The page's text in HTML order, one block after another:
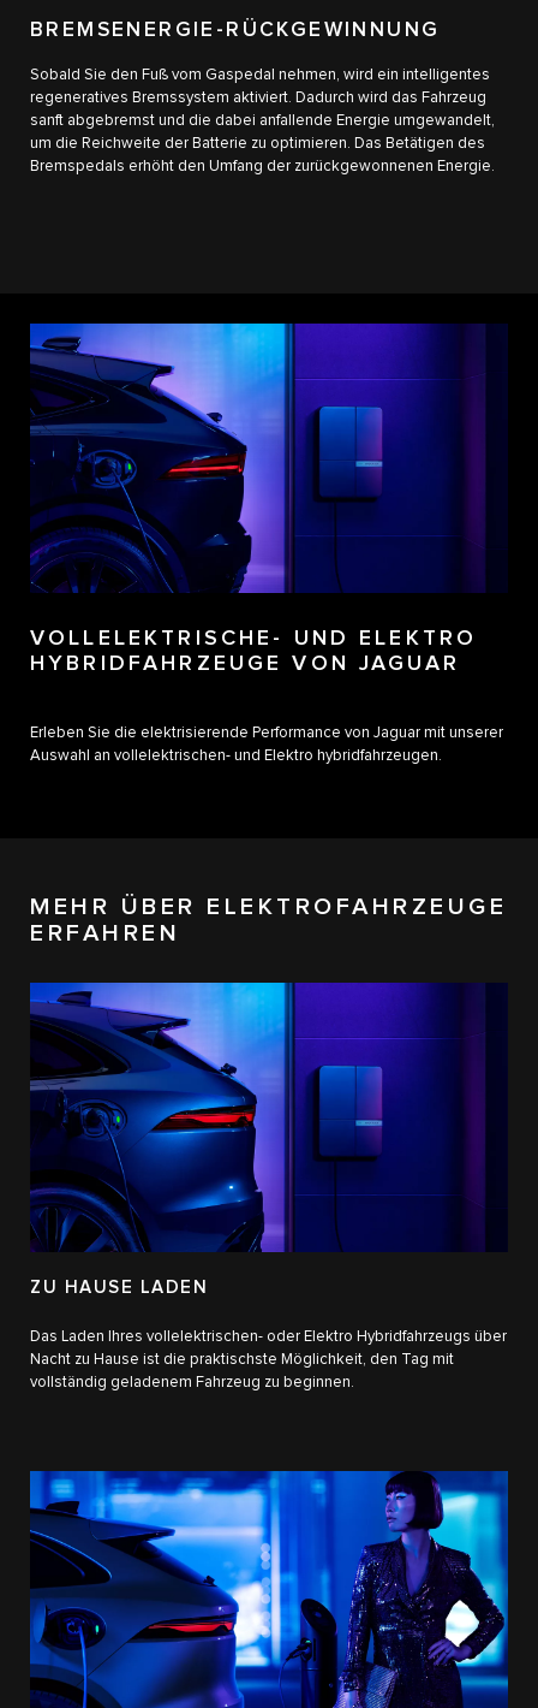
BREMSENERGIE-RÜCKGEWINNUNG
Sobald Sie den Fuß vom Gaspedal nehmen, wird ein intelligentes
regeneratives Bremssystem aktiviert. Dadurch wird das Fahrzeug
sanft abgebremst und die dabei anfallende Energie umgewandelt,
um die Reichweite der Batterie zu optimieren. Das Betätigen des
Bremspedals erhöht den Umfang der zurückgewonnenen Energie.
VOLLELEKTRISCHE- UND ELEKTRO
HYBRIDFAHRZEUGE​ VON JAGUAR
Erleben Sie die elektrisierende Performance von Jaguar mit unserer
Auswahl an vollelektrischen- und Elektro hybridfahrzeugen.
MEHR ÜBER ELEKTROFAHRZEUGE
ERFAHREN
ZU HAUSE LADEN
Das Laden Ihres vollelektrischen- oder Elektro Hybridfahrzeugs​ über
Nacht zu Hause ist die praktischste Möglichkeit, den Tag mit
vollständig geladenem Fahrzeug zu beginnen.